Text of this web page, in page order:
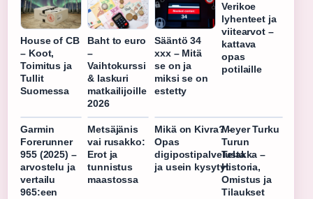
House of CB
– Koot,
Toimitus ja
Tullit
Suomessa
Baht to euro
–
Vaihtokurssi
& laskuri
matkailijoille
2026
Sääntö 34
xxx – Mitä
se on ja
miksi se on
estetty
Verikoe
lyhenteet ja
viitearvot –
kattava
opas
potilaille
Garmin
Forerunner
955 (2025) –
arvostelu ja
vertailu
965:een
Metsäjänis
vai rusakko:
Erot ja
tunnistus
maastossa
Mikä on Kivra? –
Opas
digipostipalvelusta
ja usein kysytyt
Meyer Turku
Turun
Telakka –
Historia,
Omistus ja
Tilaukset